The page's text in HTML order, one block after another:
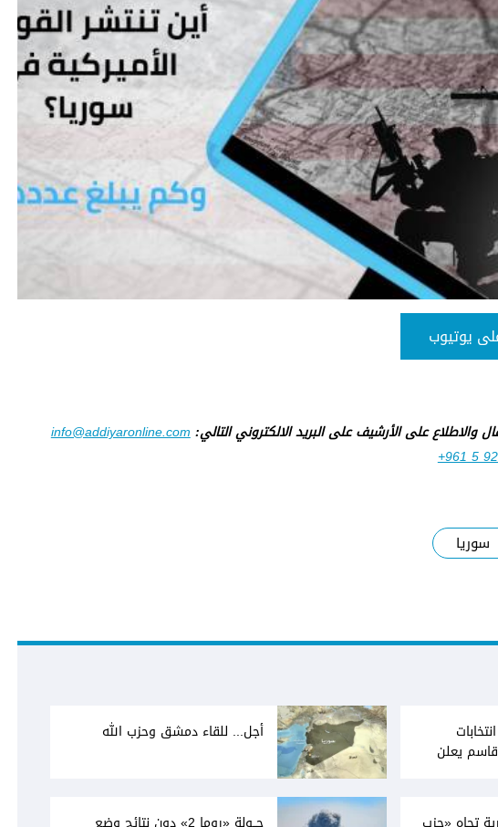
يوتيوب
والاطلاع على الأرشيف على البريد الالكتروني التالي:info@addiyaronline.com
+961 5
سوريا
يعلن
أجل... للقاء دمشق وحزب الله